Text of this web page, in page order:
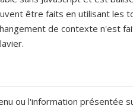
être faits en utilisant les
de contexte n'est
ou l'information présentée